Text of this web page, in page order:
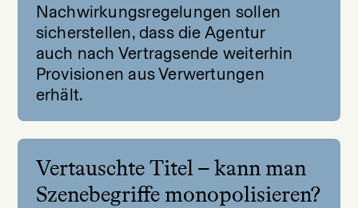
Nachwirkungsregelungen sollen
sicherstellen, dass die Agentur
auch nach Vertragsende weiterhin
Provisionen aus Verwertungen
erhält.
Vertauschte Titel – kann man
Szenebegriffe monopolisieren?